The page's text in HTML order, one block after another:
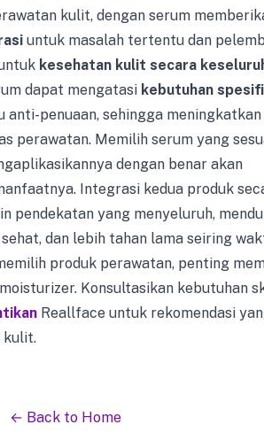
kulit, dengan serum
untuk masalah tertentu dan
kesehatan kulit secara
dapat mengatasi kebutuhan
anti-penuaan, sehingga meningkatkan
perawatan. Memilih serum yang
dengan benar akan
Integrasi kedua produk
pendekatan yang menyeluruh,
dan lebih tahan lama seiring
produk perawatan, penting
Konsultasikan kebutuhan
Reallface untuk rekomendasi
kulit.
← Back to Home